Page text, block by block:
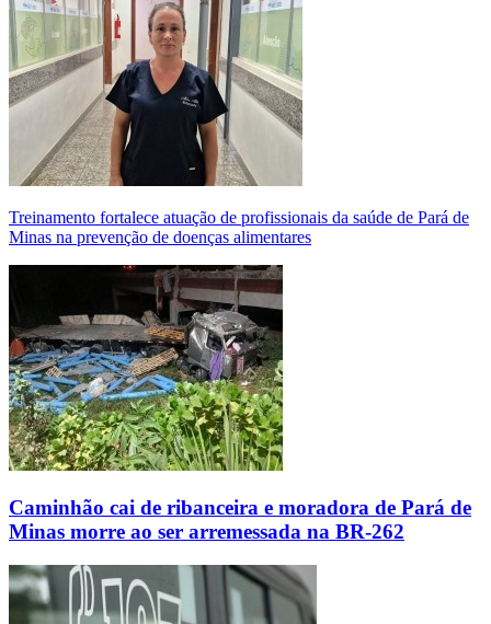
Treinamento fortalece atuação de profissionais da saúde de Pará de
Minas na prevenção de doenças alimentares
Caminhão cai de ribanceira e moradora de Pará de
Minas morre ao ser arremessada na BR-262